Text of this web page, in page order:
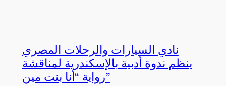
نادي السيارات والرحلات المصري
ينظم ندوة أدبية بالإسكندرية لمناقشة
رواية “أنا بنت مين”